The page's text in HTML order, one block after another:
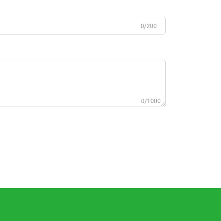
0/200
0/1000